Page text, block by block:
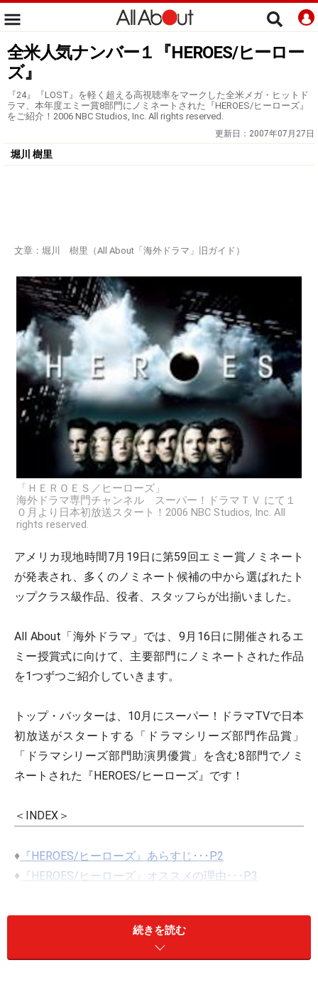
全米人気ナンバー１『HEROES/ヒーロー
ズ』
『24』『LOST』を軽く超える高視聴率をマークした全米メガ・ヒットド
ラマ、本年度エミー賞8部門にノミネートされた『HEROES/ヒーローズ』
をご紹介！2006 NBC Studios, Inc. All rights reserved.
更新日： 2007年07月27日
堀川 樹里
文章：堀川 樹里（All About「海外ドラマ」旧ガイド）
「ＨＥＲＯＥＳ／ヒーローズ」
海外ドラマ専門チャンネル スーパー！ドラマＴＶ にて１
０月より日本初放送スタート！2006 NBC Studios, Inc. All
rights reserved.
アメリカ現地時間7月19日に第59回エミー賞ノミネート
が発表され、多くのノミネート候補の中から選ばれたト
ップクラス級作品、役者、スタッフらが出揃いました。
All About「海外ドラマ」では、9月16日に開催されるエ
ミー授賞式に向けて、主要部門にノミネートされた作品
を1つずつご紹介していきます。
トップ・バッターは、10月にスーパー！ドラマTVで日本
初放送がスタートする「ドラマシリーズ部門作品賞」
「ドラマシリーズ部門助演男優賞」を含む8部門でノミ
ネートされた『HEROES/ヒーローズ』です！
＜INDEX＞
♦ 『HEROES/ヒーローズ』あらすじ･･･P.2
♦ 『HEROES/ヒーローズ』オススメの理由･･･P.3
介･･･P.4
※記事内容は執筆時点のものです。最新の内容をご確認くださ
い。
続きを読む